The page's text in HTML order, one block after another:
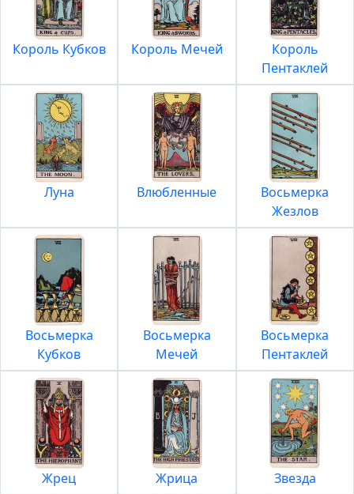
Король Кубков Король Мечей
Король
Пентаклей
Луна Влюбленные
Восьмерка
Жезлов
Восьмерка
Кубков
Восьмерка
Мечей
Восьмерка
Пентаклей
Жрец Жрица Звезда